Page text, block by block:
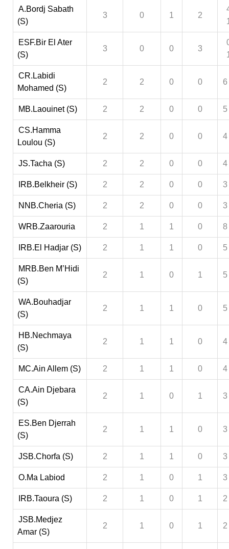
A.Bordj Sabath
(S)
3 0 1 2
ESF.Bir El Ater
(S)
3 0 0 3
CR.Labidi
Mohamed (S)
2 2 0 0 6
MB.Laouinet (S) 2 2 0 0 5
CS.Hamma
Loulou (S)
2 2 0 0 4
JS.Tacha (S) 2 2 0 0 4
IRB.Belkheir (S) 2 2 0 0 3
NNB.Cheria (S) 2 2 0 0 3
WRB.Zaarouria 2 1 1 0 8
IRB.El Hadjar (S) 2 1 1 0 5
MRB.Ben M’Hidi
(S)
2 1 0 1 5
WA.Bouhadjar
(S)
2 1 1 0 5
HB.Nechmaya
(S)
2 1 1 0 4
MC.Ain Allem (S) 2 1 1 0 4
CA.Ain Djebara
(S)
2 1 0 1 3
ES.Ben Djerrah
(S)
2 1 1 0 3
JSB.Chorfa (S) 2 1 1 0 3
O.Ma Labiod 2 1 0 1 3
IRB.Taoura (S) 2 1 0 1 2
JSB.Medjez
Amar (S)
2 1 0 1 2